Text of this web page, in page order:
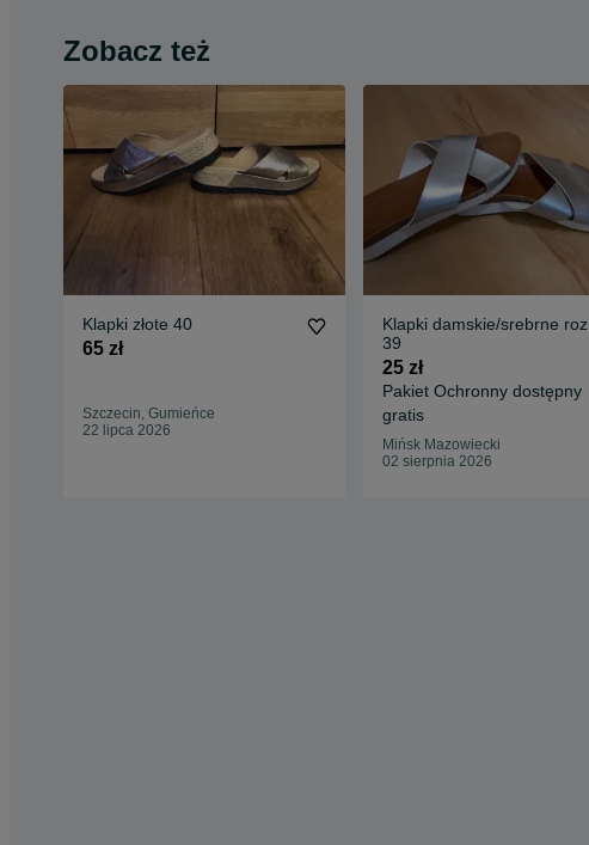
Zobacz też
Klapki złote 40
65 zł
Szczecin, Gumieńce
22 lipca 2026
Klapki damskie/srebrne roz
39
25 zł
Pakiet Ochronny dostępny
gratis
Mińsk Mazowiecki
02 sierpnia 2026